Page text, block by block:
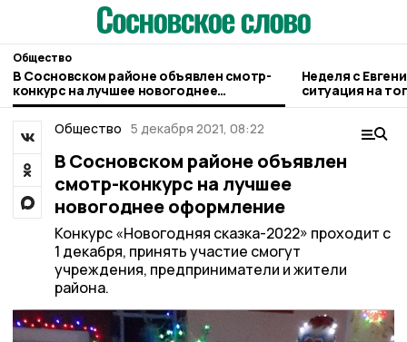
Общество
В Сосновском районе объявлен смотр-
конкурс на лучшее новогоднее
оформление
Неделя с
ситуация на
городе и
Общество 5 декабря 2021, 08:22
В Сосновском районе объявлен
смотр-конкурс на лучшее
новогоднее оформление
Конкурс «Новогодняя сказка-2022» проходит с
1 декабря, принять участие смогут
учреждения, предприниматели и жители
района.